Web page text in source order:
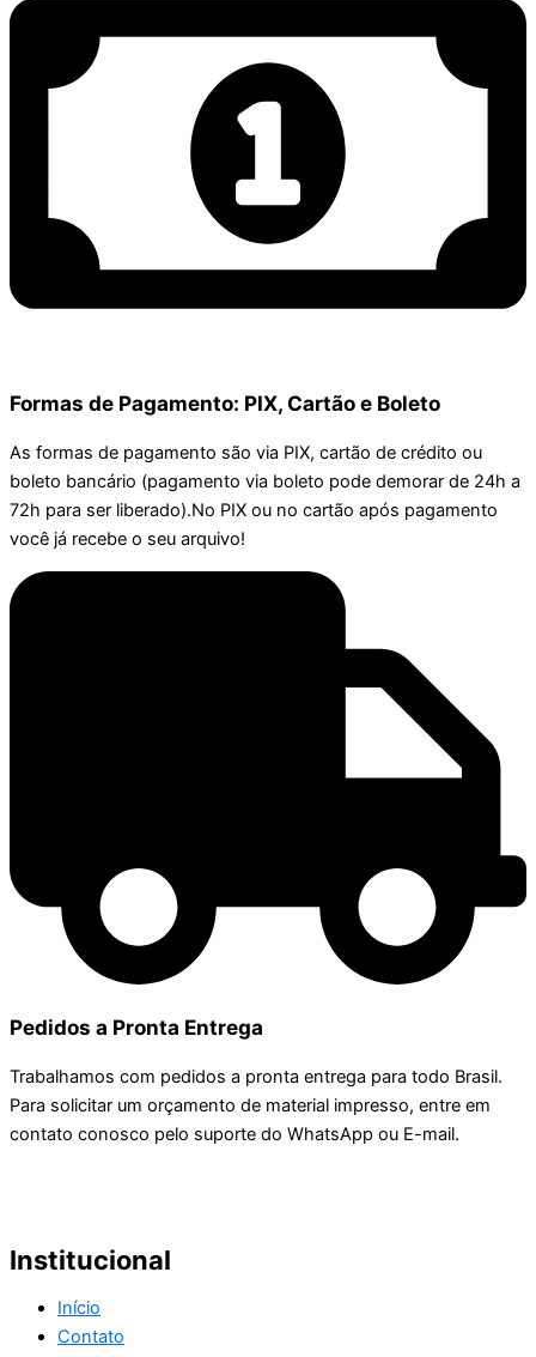
Formas de Pagamento: PIX, Cartão e Boleto
As formas de pagamento são via PIX, cartão de crédito ou
boleto bancário (pagamento via boleto pode demorar de 24h a
72h para ser liberado).No PIX ou no cartão após pagamento
você já recebe o seu arquivo!
Pedidos a Pronta Entrega
Trabalhamos com pedidos a pronta entrega para todo Brasil.
Para solicitar um orçamento de material impresso, entre em
contato conosco pelo suporte do WhatsApp ou E-mail.
Institucional
Início
Contato